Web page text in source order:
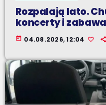
Rozpalają lato.
koncerty i zabawa
today 04.08.2026, 12:04